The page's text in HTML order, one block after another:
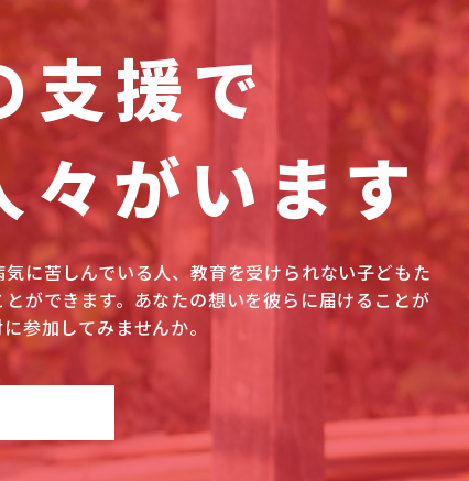
支援で
々がいます
に苦しんでいる人、教育を受けられない子どもた
ができます。あなたの想いを彼らに届けることが
参加してみませんか。